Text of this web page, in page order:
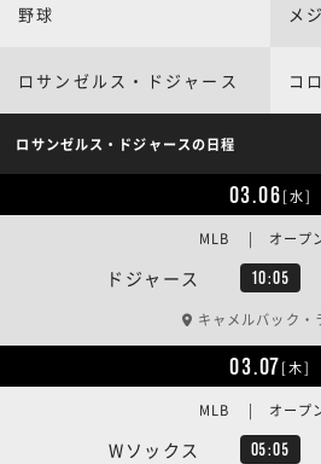
野球 メ
ロサンゼルス・ドジャース コ
ロサンゼルス・ドジャースの日程
03.06[水]
ドジャース 10:05
MLB | オープ
キャメルバック・
03.07[木]
Wソックス 05:05
MLB | オープ